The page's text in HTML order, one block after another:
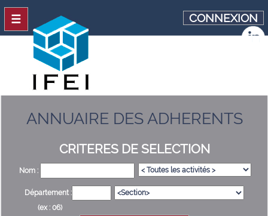
ANNUAIRE DES ADHERENTS
CRITERES DE SELECTION
Nom :
Département :
(ex : 06)
CONNEXION
☰